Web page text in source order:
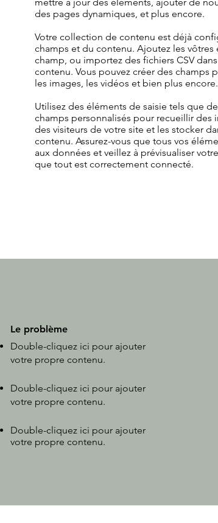
des pages dynamiques, et plus encore.
Votre collection de contenu est déjà
champs et du contenu. Ajoutez les
champ, ou importez des fichiers CSV
contenu. Vous pouvez créer des champs
les images, les vidéos et bien plus encore.
Utilisez des éléments de saisie tels que
champs personnalisés pour recueillir des
des visiteurs de votre site et les stocker
contenu. Assurez-vous que tous vos
aux données et veillez à prévisualiser
que tout est correctement connecté.
Le problème
Double-cliquez ici pour ajouter
votre propre contenu.
Double-cliquez ici pour ajouter
votre propre contenu.
Double-cliquez ici pour ajouter
votre propre contenu.